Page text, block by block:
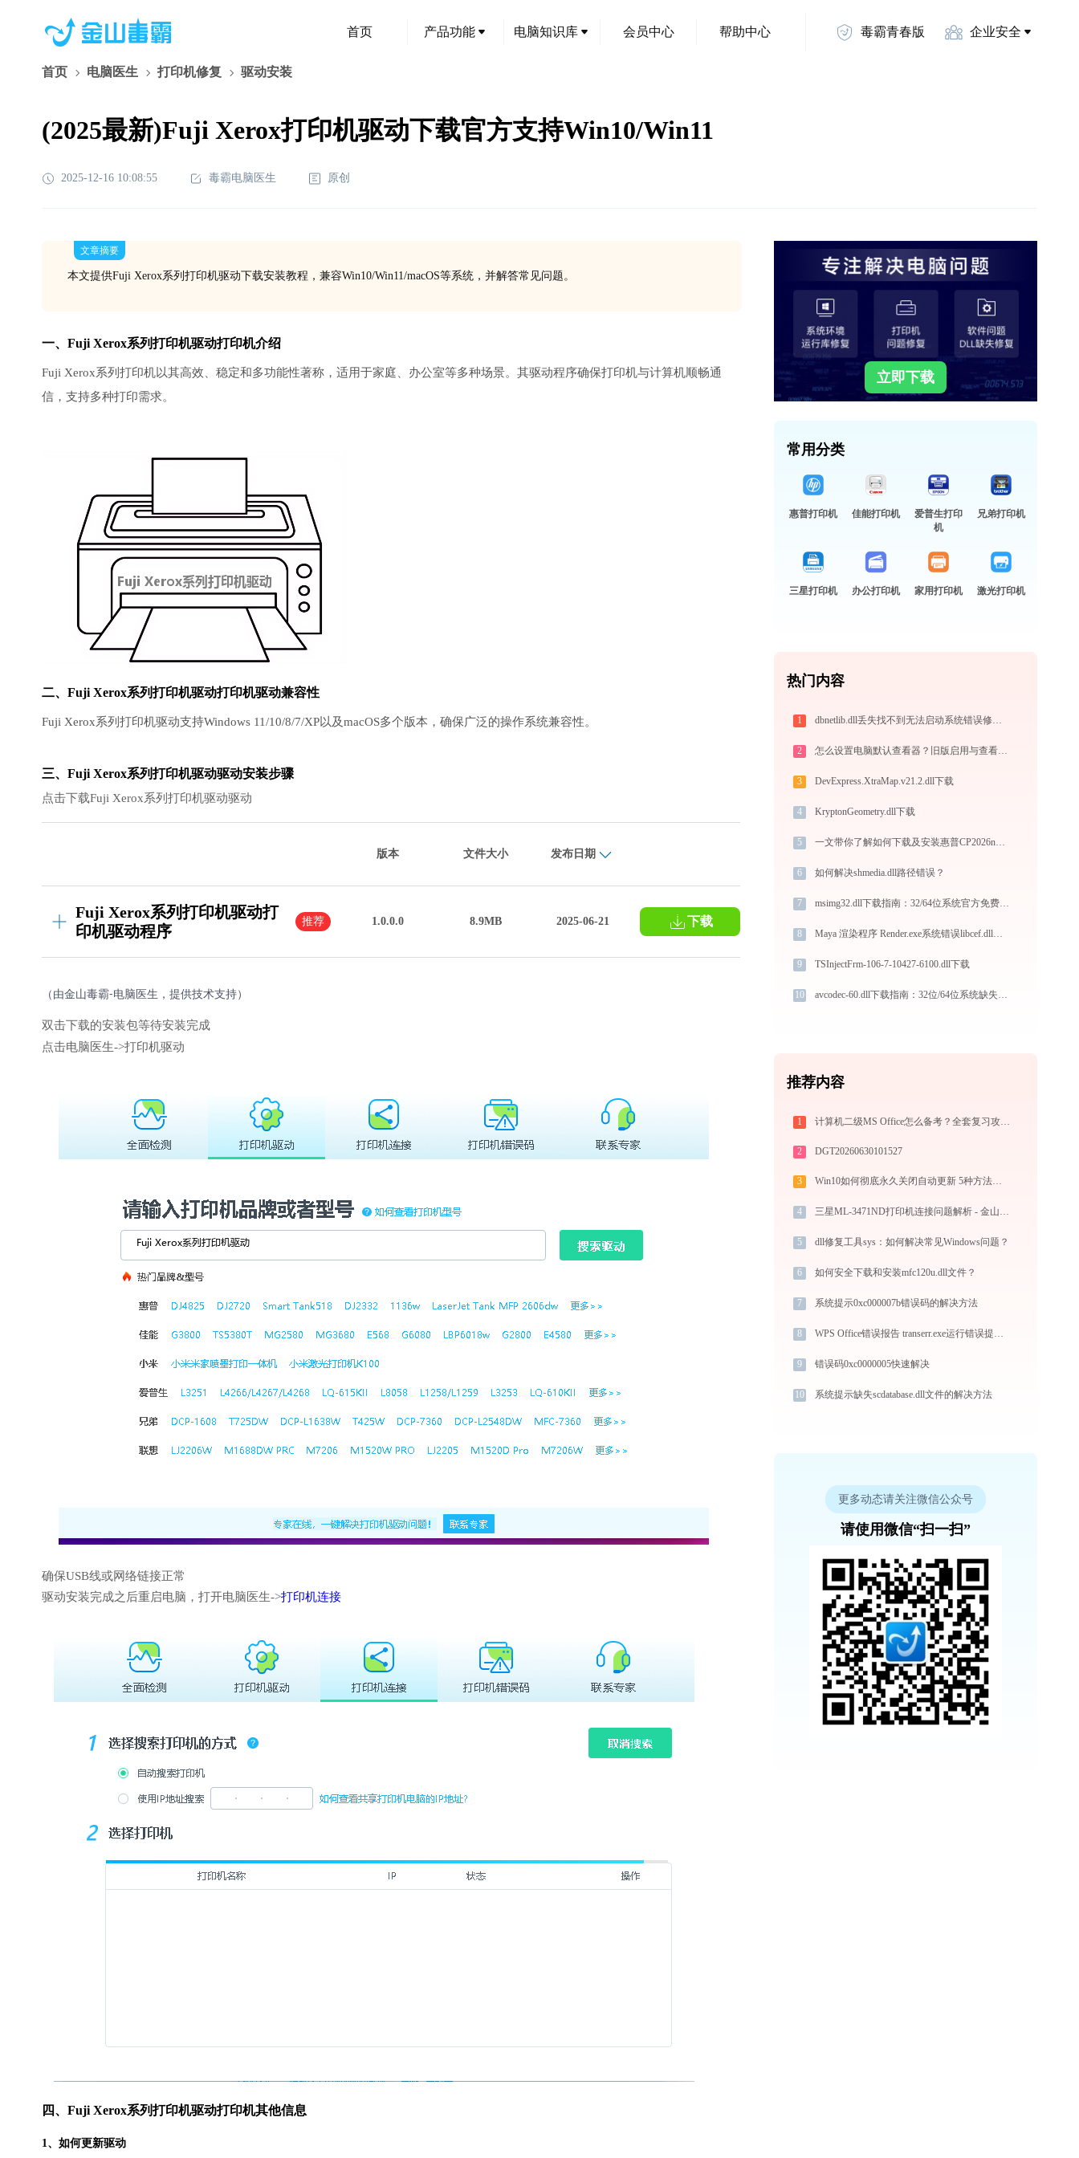
首页 产品功能 电脑知识库 会员中心 帮助中心 毒霸青春版 企业安全
首页 电脑医生 打印机修复 驱动安装
(2025最新)Fuji Xerox打印机驱动下载官方支持Win10/Win11
2025-12-16 10:08:55 毒霸电脑医生 原创
文章摘要
本文提供Fuji Xerox系列打印机驱动下载安装教程，兼容Win10/Win11/macOS等系统，并解答常见问题。
一、Fuji Xerox系列打印机驱动打印机介绍
Fuji Xerox系列打印机以其高效、稳定和多功能性著称，适用于家庭、办公室等多种场景。其驱动程序确保打印机与计算机顺畅通
信，支持多种打印需求。
二、Fuji Xerox系列打印机驱动打印机驱动兼容性
Fuji Xerox系列打印机驱动支持Windows 11/10/8/7/XP以及macOS多个版本，确保广泛的操作系统兼容性。
三、Fuji Xerox系列打印机驱动驱动安装步骤
点击下载Fuji Xerox系列打印机驱动驱动
版本 文件大小 发布日期
Fuji Xerox系列打印机驱动打
印机驱动程序
推荐 1.0.0.0 8.9MB 2025-06-21 下载
（由金山毒霸-电脑医生，提供技术支持）
双击下载的安装包等待安装完成
点击电脑医生->打印机驱动
确保USB线或网络链接正常
驱动安装完成之后重启电脑，打开电脑医生->打印机连接
四、Fuji Xerox系列打印机驱动打印机其他信息
1、如何更新驱动
立即下载
常用分类
惠普打印机 佳能打印机
爱普生打印
机
兄弟打印机
三星打印机 办公打印机 家用打印机 激光打印机
热门内容
1 dbnetlib.dll丢失找不到无法启动系统错误修复 - AI智能助手解决方案
2 怎么设置电脑默认查看器？旧版启用与查看器更新 - 官方最新照片查看器相关操作指南
3 DevExpress.XtraMap.v21.2.dll下载
4 KryptonGeometry.dll下载
5 一文带你了解如何下载及安装惠普CP2026n打印机驱动
6 如何解决shmedia.dll路径错误？
7 msimg32.dll下载指南：32/64位系统官方免费版，解决DLL缺失问题
8 Maya 渲染程序 Render.exe系统错误libcef.dll丢失如何解决
9 TSInjectFrm-106-7-10427-6100.dll下载
10 avcodec-60.dll下载指南：32位/64位系统缺失修复全攻略
推荐内容
1 计算机二级MS Office怎么备考？全套复习攻略+免费刷题工具推荐
2 DGT20260630101527
3 Win10如何彻底永久关闭自动更新 5种方法教你永久关闭win10自动更新
4 三星ML-3471ND打印机连接问题解析 - 金山毒霸
5 dll修复工具sys：如何解决常见Windows问题？
6 如何安全下载和安装mfc120u.dll文件？
7 系统提示0xc000007b错误码的解决方法
8 WPS Office错误报告 transerr.exe运行错误提示0xc000000d的解决办法
9 错误码0xc0000005快速解决
10 系统提示缺失scdatabase.dll文件的解决方法
更多动态请关注微信公众号
请使用微信“扫一扫”